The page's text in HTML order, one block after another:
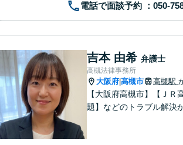
電話で面談予約
吉本 由希 弁護士
高槻法律事務所
大阪府 高槻市 高槻駅
【大阪府高槻市】【Ｊ
題】などのトラブル解決